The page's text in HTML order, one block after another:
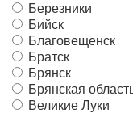
Березники
Бийск
Благовещенск
Братск
Брянск
Брянская
Великие Луки